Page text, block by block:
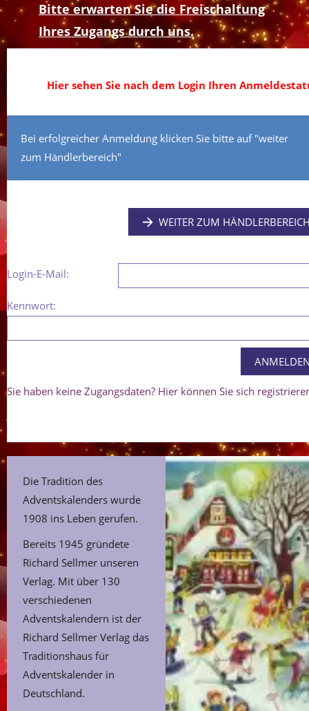
Bitte erwarten Sie die Freischaltung
Ihres Zugangs durch uns.
Hier sehen Sie nach dem Login Ihren
Bei erfolgreicher Anmeldung klicken Sie bitte auf "weiter
zum Händlerbereich"
WEITER ZUM
Login-E-Mail:
Kennwort:
Sie haben keine Zugangsdaten? Hier können Sie sich
Die Tradition des
Adventskalenders wurde
1908 ins Leben gerufen.
Bereits 1945 gründete
Richard Sellmer unseren
Verlag. Mit über 130
verschiedenen
Adventskalendern ist der
Richard Sellmer Verlag das
Traditionshaus für
Adventskalender in
Deutschland.